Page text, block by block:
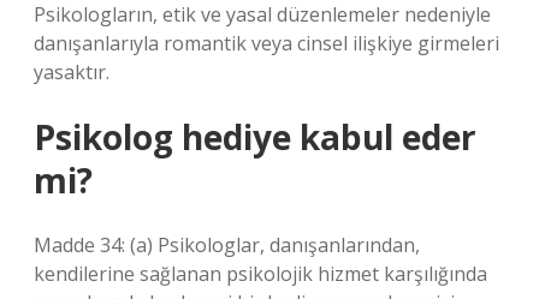
Psikologların, etik ve yasal düzenlemeler nedeniyle
danışanlarıyla romantik veya cinsel ilişkiye girmeleri
yasaktır.
Psikolog hediye kabul eder
mi?
Madde 34: (a) Psikologlar, danışanlarından,
kendilerine sağlanan psikolojik hizmet karşılığında